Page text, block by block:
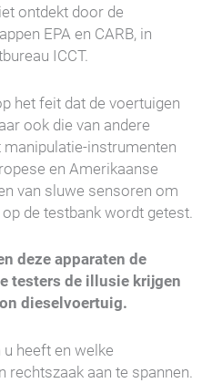
ontdekt door de
EPA en CARB, in
ICCT.
het feit dat de voertuigen
ook die van andere
instrumenten
en Amerikaanse
van sluwe sensoren om
de testbank wordt getest.
deze apparaten de
testers de illusie krijgen
dieselvoertuig.
heeft en welke
rechtszaak aan te spannen.